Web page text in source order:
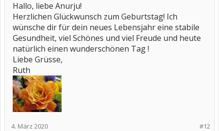
Hallo, liebe Anurju!
Herzlichen Glückwunsch zum Geburtstag! Ich
wünsche dir für dein neues Lebensjahr eine stabile
Gesundheit, viel Schönes und viel Freude und heute
natürlich einen wunderschönen Tag !
Liebe Grüsse,
Ruth
#12
4. März 2020